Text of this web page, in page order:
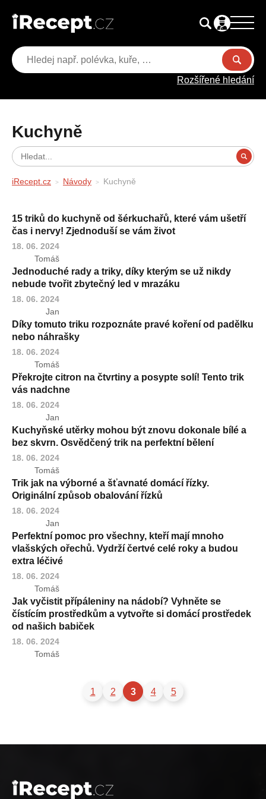
Rozšířené hledání
Kuchyně
iRecept.cz Návody Kuchyně
15 triků do kuchyně od šérkuchařů, které vám ušetří
čas i nervy! Zjednoduší se vám život
18. 06. 2024
Tomáš
Jednoduché rady a triky, díky kterým se už nikdy
nebude tvořit zbytečný led v mrazáku
18. 06. 2024
Jan
Díky tomuto triku rozpoznáte pravé koření od padělku
nebo náhrašky
18. 06. 2024
Tomáš
Рřеkrоjtе citron na čtvrtiny a posypte solí! Tento trik
vás nadchne
18. 06. 2024
Jan
Kuchyňské utěrky mohou být znovu dokonale bílé a
bez skvrn. Osvědčený trik na perfektní bělení
18. 06. 2024
Tomáš
Trik jak na výborné a šťavnaté domácí řízky.
Originální způsob obalování řízků
18. 06. 2024
Jan
Perfektní pomoc pro všechny, kteří mají mnoho
vlašských ořechů. Vydrží čertvé celé roky a budou
extra léčivé
18. 06. 2024
Tomáš
Jak vyčistit přípáleniny na nádobí? Vyhněte se
čístícím prostředkům a vytvořte si domácí prostředek
od našich babiček
18. 06. 2024
Tomáš
1 2 3 4 5